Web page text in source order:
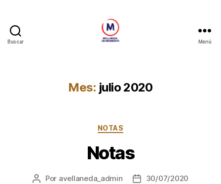
Buscar Menú
Mes: julio 2020
Categorías
NOTAS
Notas
Autor
Por avellaneda_admin
Fecha30/07/2020